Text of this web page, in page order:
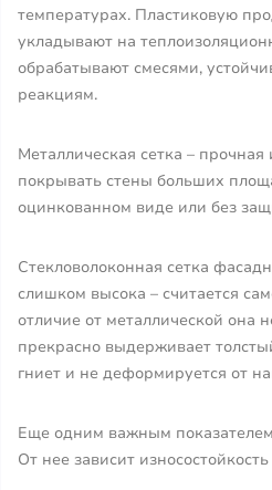
температурах. Пластиковую
укладывают на
обрабатывают смесями,
реакциям.
Металлическая сетка –
покрывать стены больших
оцинкованном виде или без
Стекловолоконная сетка
слишком высока – считается
отличие от металлической она
прекрасно выдерживает
гниет и не деформируется от
Еще одним важным показателем
От нее зависит